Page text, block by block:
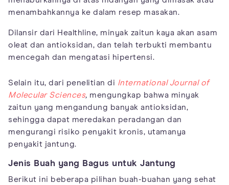
menambahkannya ke dalam resep masakan.
Dilansir dari Healthline, minyak zaitun kaya akan asam
oleat dan antioksidan, dan telah terbukti membantu
mencegah dan mengatasi hipertensi.
Selain itu, dari penelitian di International Journal of
Molecular Sciences, mengungkap bahwa minyak
zaitun yang mengandung banyak antioksidan,
sehingga dapat meredakan peradangan dan
mengurangi risiko penyakit kronis, utamanya
penyakit jantung.
Jenis Buah yang Bagus untuk Jantung
Berikut ini beberapa pilihan buah-buahan yang sehat